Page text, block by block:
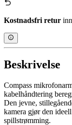
Kostnadsfri retur
Beskrivelse
Compass
kabelhåndtering
Den jevne,
kamera gjør den
spillstrømming.